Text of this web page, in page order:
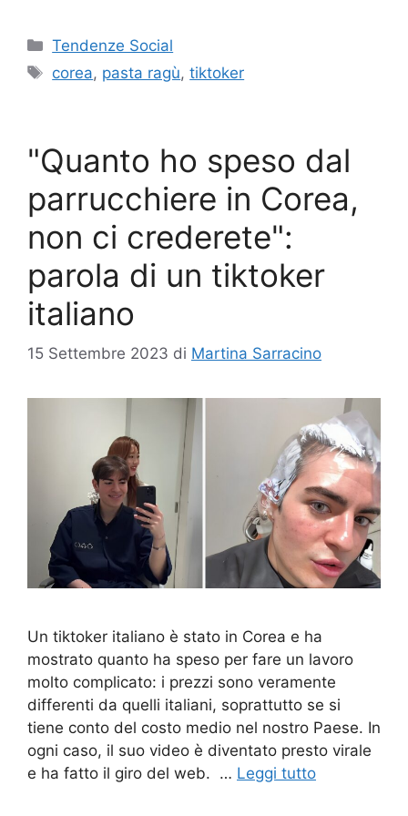
Categorie
Tendenze Social
Tag
corea, pasta ragù,tiktoker
"Quanto ho speso dal
parrucchiere in Corea,
non ci crederete":
parola di un tiktoker
italiano
15 Settembre 2023 di Martina Sarracino
Un tiktoker italiano è stato in Corea e ha
mostrato quanto ha speso per fare un lavoro
molto complicato: i prezzi sono veramente
differenti da quelli italiani, soprattutto se si
tiene conto del costo medio nel nostro Paese. In
ogni caso, il suo video è diventato presto virale
e ha fatto il giro del web. … Leggi tutto